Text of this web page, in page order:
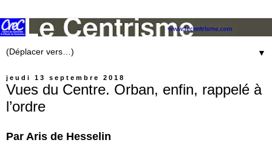
▼
jeudi 13 septembre 2018
Vues du Centre. Orban, enfin, rappelé à
l’ordre
Par Aris de Hesselin